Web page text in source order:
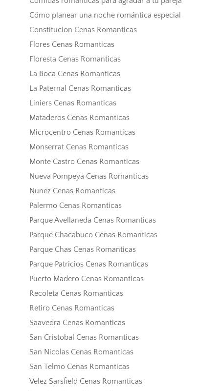
Cómo planear una noche romántica especial
Constitucion Cenas Romanticas
Flores Cenas Romanticas
Floresta Cenas Romanticas
La Boca Cenas Romanticas
La Paternal Cenas Romanticas
Liniers Cenas Romanticas
Mataderos Cenas Romanticas
Microcentro Cenas Romanticas
Monserrat Cenas Romanticas
Monte Castro Cenas Romanticas
Nueva Pompeya Cenas Romanticas
Nunez Cenas Romanticas
Palermo Cenas Romanticas
Parque Avellaneda Cenas Romanticas
Parque Chacabuco Cenas Romanticas
Parque Chas Cenas Romanticas
Parque Patricios Cenas Romanticas
Puerto Madero Cenas Romanticas
Recoleta Cenas Romanticas
Retiro Cenas Romanticas
Saavedra Cenas Romanticas
San Cristobal Cenas Romanticas
San Nicolas Cenas Romanticas
San Telmo Cenas Romanticas
Velez Sarsfield Cenas Romanticas